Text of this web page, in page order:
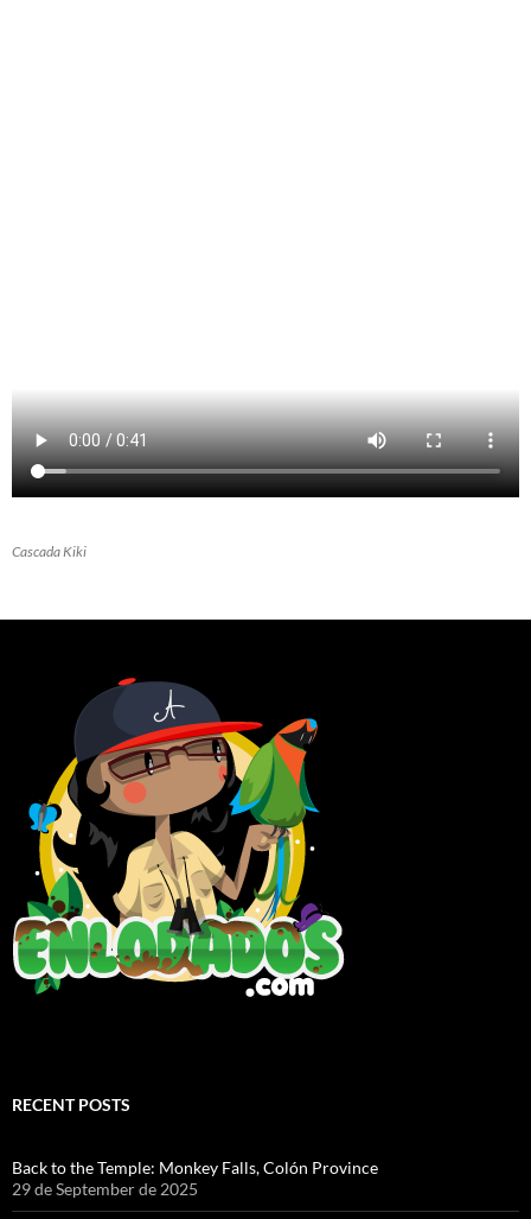
Cascada Kiki
RECENT POSTS
Back to the Temple: Monkey Falls, Colón Province
29 de September de 2025